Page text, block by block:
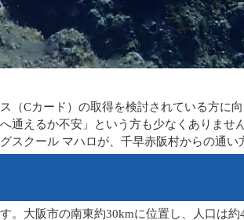
（Cカード）の取得を検討されている方に
通えるか不安」という方も少なくありませ
クール マハロが、千早赤阪村からの通い
大阪市の南東約30kmに位置し、人口は